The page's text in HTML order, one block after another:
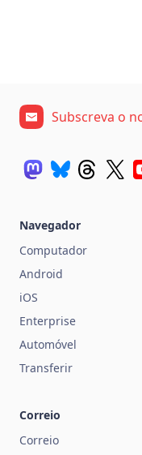
Subscreva o
Navegador
Computador
Android
iOS
Enterprise
Automóvel
Transferir
Correio
Correio